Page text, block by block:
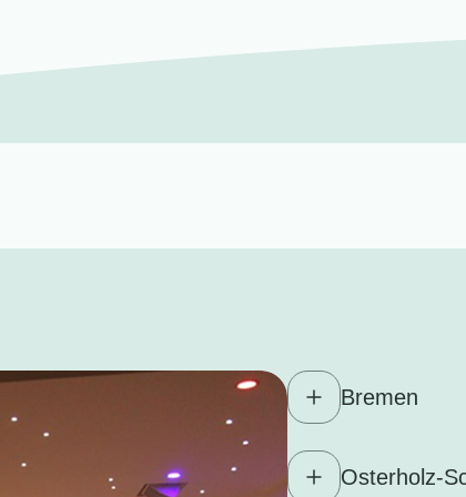
Bremen
Osterholz-